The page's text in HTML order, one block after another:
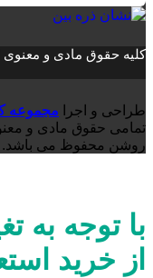
کلیه حقوق مادی و معنوی
طراحی و اجرا مجموعه
تمامی حقوق مادی و
روشن محفوظ می باشد.
با توجه به
از خرید